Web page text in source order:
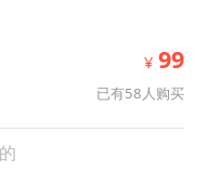
¥ 99
已有58人购买